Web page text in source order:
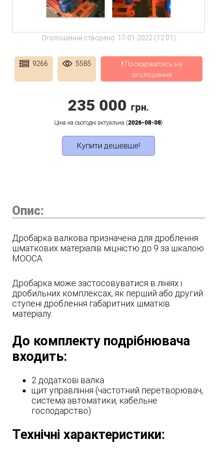
Оголошення створено: 17-01-2022 (12:01)
9266 5585
❗ Поскаржитись на
оголошення
235 000 грн.
Ціна на сьогодні актуальна (2026-08-08)
Купити дешевше!
Опис:
Дробарка валкова призначена для дроблення
шматкових матеріалів міцністю до 9 за шкалою
МООСА.
Дробарка може застосовуватися в лініях і
дробильних комплексах, як перший або другий
ступені дроблення габаритних шматків
матеріалу.
До комплекту подрібнювача
входить:
2 додаткові валка
щит управління (частотний перетворювач,
система автоматики, кабельне
господарство)
Технічні характеристики: